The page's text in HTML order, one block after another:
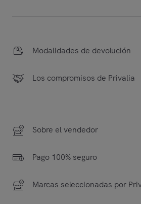
Modalidades de devolución
Los compromisos de Privalia
Sobre el vendedor
Pago 100% seguro
Marcas seleccionadas por